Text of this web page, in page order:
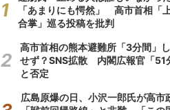
「あまりにも愕然」 高市首相「
合掌」巡る投稿を批判
高市首相の熊本避難所「3分間」
せず？SNS拡散 内閣広報官「51
と否定
広島原爆の日、小沢一郎氏が高市